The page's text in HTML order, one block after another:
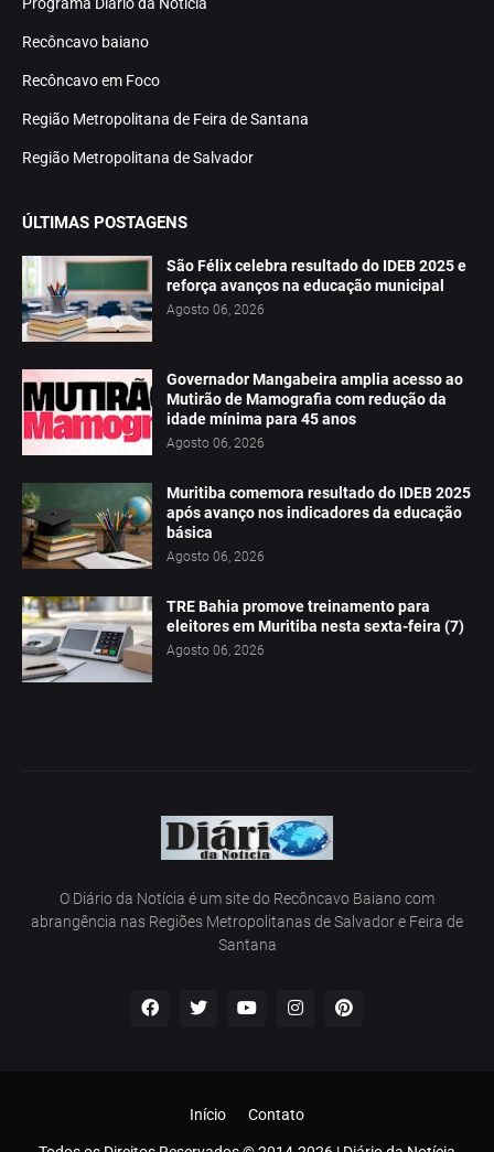
Recôncavo baiano
Recôncavo em Foco
Região Metropolitana de Feira de Santana
Região Metropolitana de Salvador
ÚLTIMAS POSTAGENS
São Félix celebra resultado do IDEB 2025 e
reforça avanços na educação municipal
Agosto 06, 2026
Governador Mangabeira amplia acesso ao
Mutirão de Mamografia com redução da
idade mínima para 45 anos
Agosto 06, 2026
Muritiba comemora resultado do IDEB 2025
após avanço nos indicadores da educação
básica
Agosto 06, 2026
TRE Bahia promove treinamento para
eleitores em Muritiba nesta sexta-feira (7)
Agosto 06, 2026
O Diário da Notícia é um site do Recôncavo Baiano com
abrangência nas Regiões Metropolitanas de Salvador e Feira de
Santana
Início Contato